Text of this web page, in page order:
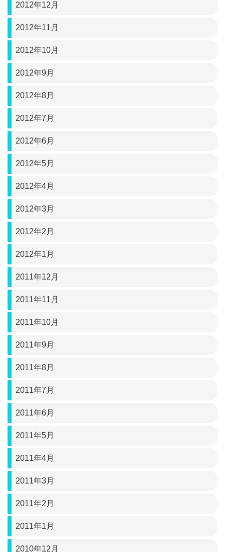
2012年12月
2012年11月
2012年10月
2012年9月
2012年8月
2012年7月
2012年6月
2012年5月
2012年4月
2012年3月
2012年2月
2012年1月
2011年12月
2011年11月
2011年10月
2011年9月
2011年8月
2011年7月
2011年6月
2011年5月
2011年4月
2011年3月
2011年2月
2011年1月
2010年12月